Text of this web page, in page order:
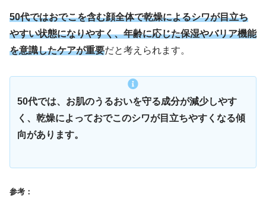
50代ではおでこを含む顔全体で乾燥によるシワが目立ち
やすい状態になりやすく、年齢に応じた保湿やバリア機能
を意識したケアが重要だと考えられます。
50代では、お肌のうるおいを守る成分が減少しやす
く、乾燥によっておでこのシワが目立ちやすくなる傾
向があります。
参考：